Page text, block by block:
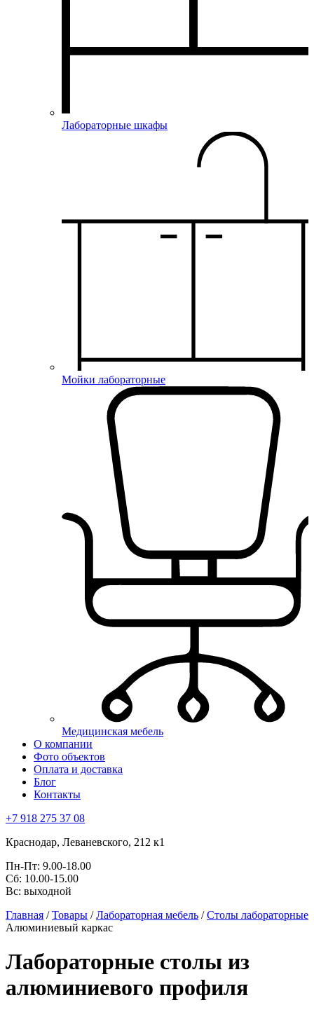
Лабораторные шкафы
Мойки лабораторные
Медицинская мебель
О компании
Фото объектов
Оплата и доставка
Блог
Контакты
+7 918 275 37 08
Краснодар, Леваневского, 212 к1
Пн-Пт: 9.00-18.00
Сб: 10.00-15.00
Вс: выходной
Главная /Товары /Лабораторная мебель /Столы лабораторные
Алюминиевый каркас
Лабораторные столы из
алюминиевого профиля